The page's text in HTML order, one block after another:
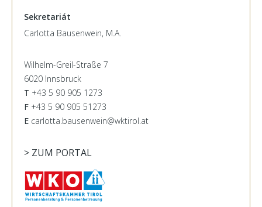
Sekretariát
Carlotta Bausenwein, M.A.
Wilhelm-Greil-Straße 7
6020 Innsbruck
T +43 5 90 905 1273
F +43 5 90 905 51273
E carlotta.bausenwein@wktirol.at
> ZUM PORTAL